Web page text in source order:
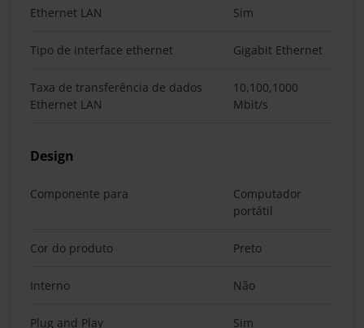
Ethernet LAN Sim
Tipo de interface ethernet Gigabit Ethernet
Taxa de transferência de dados
Ethernet LAN
10,100,1000
Mbit/s
Design
Componente para
Computador
portátil
Cor do produto Preto
Interno Não
Plug and Play Sim